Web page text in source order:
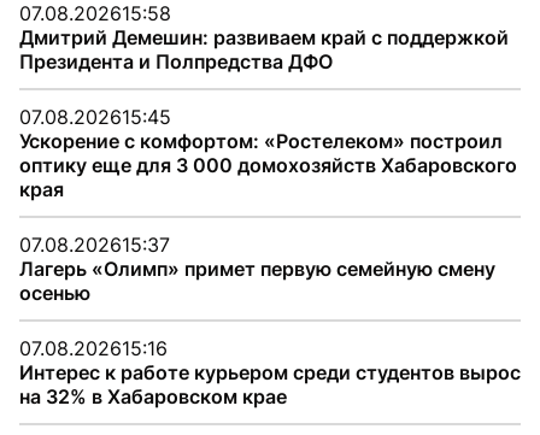
07.08.202615:58
Дмитрий Демешин: развиваем край с поддержкой
Президента и Полпредства ДФО
07.08.202615:45
Ускорение с комфортом: «Ростелеком» построил
оптику еще для 3 000 домохозяйств Хабаровского
края
07.08.202615:37
Лагерь «Олимп» примет первую семейную смену
осенью
07.08.202615:16
Интерес к работе курьером среди студентов вырос
на 32% в Хабаровском крае